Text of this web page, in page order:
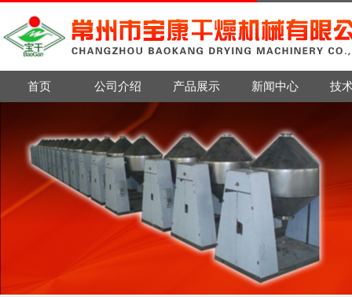
首页 公司介绍 产品展示 新闻中心 技